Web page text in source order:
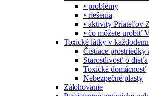
• problémy
• riešenia
• aktivity Priateľov
• čo môžete urobiť
Toxické látky v
Čistiace prostriedky
Starostlivosť o dieťa
Toxická domácnosť
Nebezpečné plasty
Zálohovanie